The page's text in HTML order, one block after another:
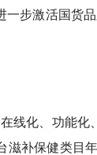
步激活国货
线化、功能化
补保健类目